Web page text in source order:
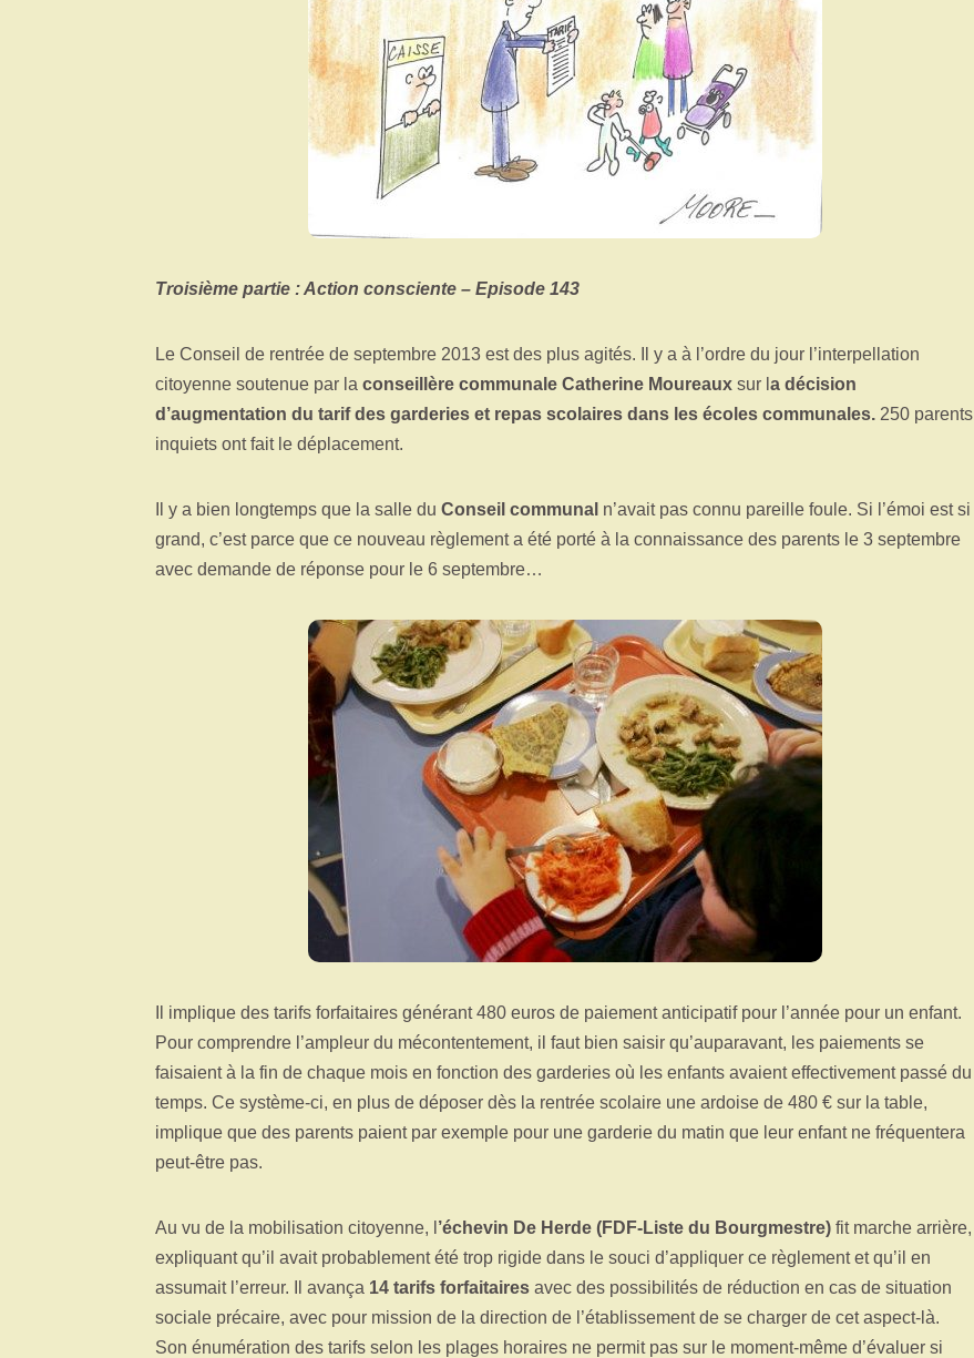
Troisième partie : Action consciente – Episode 143
Le Conseil de rentrée de septembre 2013 est des plus agités. Il y a à l’ordre du jour l’interpellation
citoyenne soutenue par la conseillère communale Catherine Moureaux sur l a décision
d’augmentation du tarif des garderies et repas scolaires dans les écoles communales. 250 parents
inquiets ont fait le déplacement.
Il y a bien longtemps que la salle du Conseil communal n’avait pas connu pareille foule. Si l’émoi est si
grand, c’est parce que ce nouveau règlement a été porté à la connaissance des parents le 3 septembre
avec demande de réponse pour le 6 septembre…
Il implique des tarifs forfaitaires générant 480 euros de paiement anticipatif pour l’année pour un enfant.
Pour comprendre l’ampleur du mécontentement, il faut bien saisir qu’auparavant, les paiements se
faisaient à la fin de chaque mois en fonction des garderies où les enfants avaient effectivement passé du
temps. Ce système-ci, en plus de déposer dès la rentrée scolaire une ardoise de 480 € sur la table,
implique que des parents paient par exemple pour une garderie du matin que leur enfant ne fréquentera
peut-être pas.
Au vu de la mobilisation citoyenne, l ’échevin De Herde (FDF-Liste du Bourgmestre) fit marche arrière,
expliquant qu’il avait probablement été trop rigide dans le souci d’appliquer ce règlement et qu’il en
assumait l’erreur. Il avança 14 tarifs forfaitaires avec des possibilités de réduction en cas de situation
sociale précaire, avec pour mission de la direction de l’établissement de se charger de cet aspect-là.
Son énumération des tarifs selon les plages horaires ne permit pas sur le moment-même d’évaluer si